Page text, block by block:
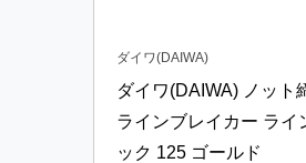
ダイワ(DAIWA)
ダイワ(DAIWA) ノット
ラインブレイカー ライ
ック 125 ゴールド